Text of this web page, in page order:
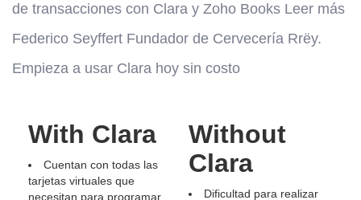
de transacciones con Clara y Zoho Books Leer más
Federico Seyffert Fundador de Cervecería Rrëy.
Empieza a usar Clara hoy sin costo
With Clara
Cuentan con todas las
tarjetas virtuales que
necesitan para programar
Without
Clara
Dificultad para realizar